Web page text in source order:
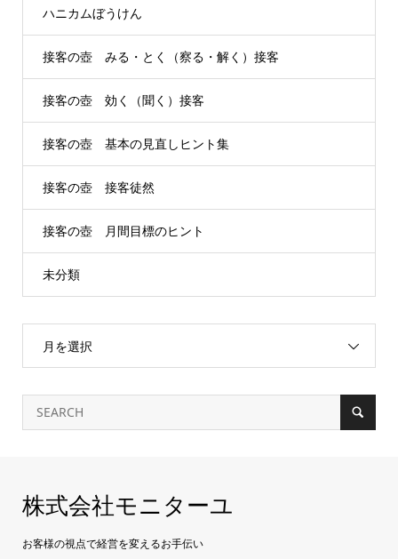
ハニカムぼうけん
接客の壺 みる・とく（察る・解く）接客
接客の壺 効く（聞く）接客
接客の壺 基本の見直しヒント集
接客の壺 接客徒然
接客の壺 月間目標のヒント
未分類
月を選択
株式会社モニターユ
お客様の視点で経営を変えるお手伝い